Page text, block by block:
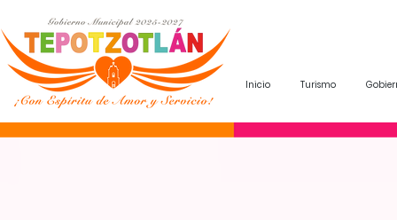
Inicio Turismo